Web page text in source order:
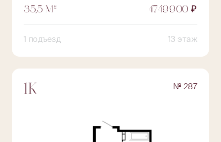
35,5 М² 4749900 ₽
1 подъезд 13 этаж
1К № 287